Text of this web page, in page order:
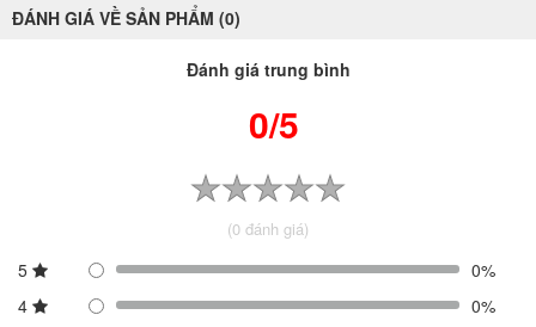
ĐÁNH GIÁ VỀ SẢN PHẨM (0)
Đánh giá trung bình
0/5
(0 đánh giá)
5
0%
4
0%